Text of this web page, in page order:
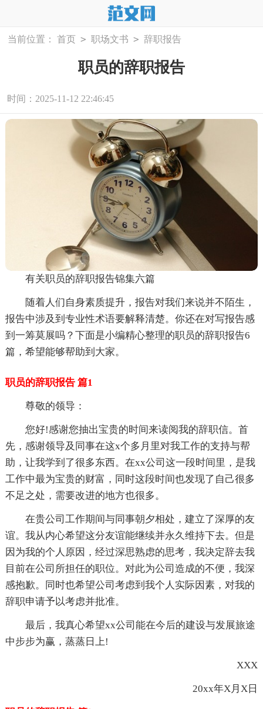
当前位置： 首页 > 职场文书 > 辞职报告
职员的辞职报告
时间：2025-11-12 22:46:45
有关职员的辞职报告锦集六篇
随着人们自身素质提升，报告对我们来说并不陌生，
报告中涉及到专业性术语要解释清楚。你还在对写报告感
到一筹莫展吗？下面是小编精心整理的职员的辞职报告6
篇，希望能够帮助到大家。
职员的辞职报告 篇1
尊敬的领导：
您好!感谢您抽出宝贵的时间来读阅我的辞职信。首
先，感谢领导及同事在这x个多月里对我工作的支持与帮
助，让我学到了很多东西。在xx公司这一段时间里，是我
工作中最为宝贵的财富，同时这段时间也发现了自己很多
不足之处，需要改进的地方也很多。
在贵公司工作期间与同事朝夕相处，建立了深厚的友
谊。我从内心希望这分友谊能继续并永久维持下去。但是
因为我的个人原因，经过深思熟虑的思考，我决定辞去我
目前在公司所担任的职位。对此为公司造成的不便，我深
感抱歉。同时也希望公司考虑到我个人实际因素，对我的
辞职申请予以考虑并批准。
最后，我真心希望xx公司能在今后的建设与发展旅途
中步步为赢，蒸蒸日上!
XXX
20xx年X月X日